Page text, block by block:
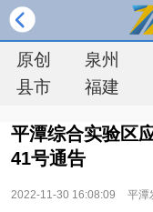
原创 泉州
县市
福建
平潭综合实验区
41号通告
2022-11-30 16:08:09 平潭